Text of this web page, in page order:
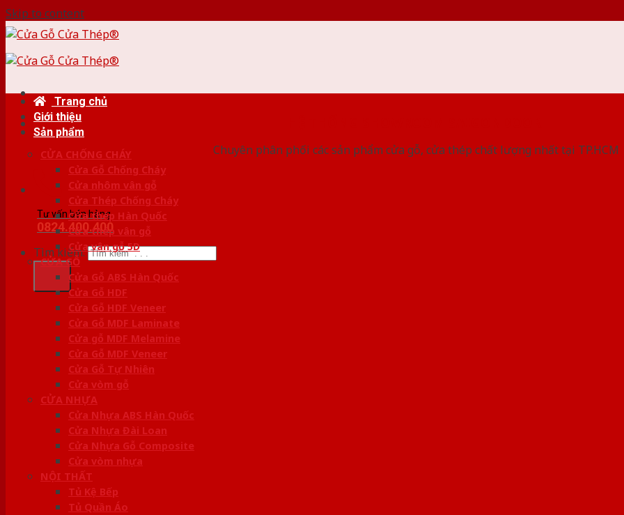
Skip to content
Chuyên phân phối các sản phẩm cửa gỗ, cửa thép chất lượng nhất tại TP.HCM
Tư vấn bán hàng
0824.400.400
Tìm kiếm:
Trang chủ
Giới thiệu
Sản phẩm
CỬA CHỐNG CHÁY
Cửa Gỗ Chống Cháy
Cửa nhôm vân gỗ
Cửa Thép Chống Cháy
Cửa thép Hàn Quốc
Cửa thép vân gỗ
Cửa vân gỗ 5D
CỬA GỖ
Cửa Gỗ ABS Hàn Quốc
Cửa Gỗ HDF
Cửa Gỗ HDF Veneer
Cửa Gỗ MDF Laminate
Cửa gỗ MDF Melamine
Cửa Gỗ MDF Veneer
Cửa Gỗ Tự Nhiên
Cửa vòm gỗ
CỬA NHỰA
Cửa Nhựa ABS Hàn Quốc
Cửa Nhựa Đài Loan
Cửa Nhựa Gỗ Composite
Cửa vòm nhựa
NỘI THẤT
Tủ Kệ Bếp
Tủ Quần Áo